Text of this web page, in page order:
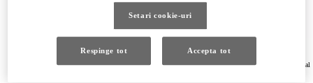
Tinta globala pe termen mediu 2030
Pana in 2030, obiectivul nostru este de a reduce emisiile de CO2 generate de fabricile la nivel global
Setari cookie-uri
Respinge tot Accepta tot